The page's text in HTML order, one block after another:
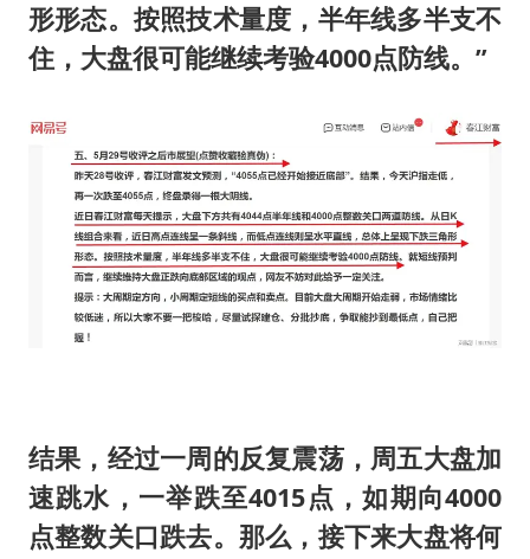
形形态。按照技术量度，半年线多半支不
住，大盘很可能继续考验4000点防线。”
结果，经过一周的反复震荡，周五大盘加
速跳水，一举跌至4015点，如期向4000
点整数关口跌去。那么，接下来大盘将何